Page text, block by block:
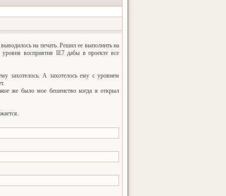
на печать. Решил ее выполнить на
восприятия IE7 дабы в проекте все
захотелось. А захотелось ему с уровнем
же было мое бешенство когда я открыл